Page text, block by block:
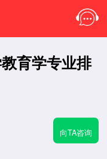
育学专业排
向TA咨询